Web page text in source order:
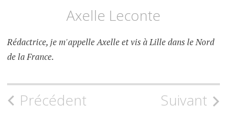
Axelle Leconte
Rédactrice, je m'appelle Axelle et vis à Lille dans le Nord
de la France.
N Précédent Suivant